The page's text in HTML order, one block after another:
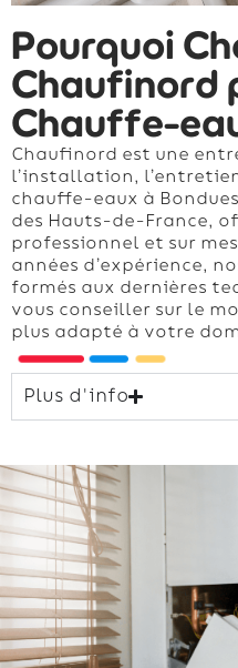
Pourquoi
Chaufinord
Chauffe-
Chaufinord est une
l’installation,
chauffe-eaux à
des Hauts-de-France,
professionnel et sur
années d’expérience,
formés aux dernières
vous conseiller sur le
plus adapté à votre
Plus d'info